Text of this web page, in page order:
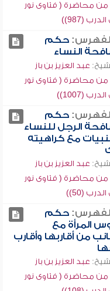
من محاضرة ( فتاوى نور
(987))
حكم
النساء
عبد العزيز بن باز
من محاضرة ( فتاوى نور
(1007))
حكم
الرجل للنساء
مع كراهيته
عبد العزيز بن باز
من محاضرة ( فتاوى نور
(50))
حكم
المرأة مع
من أقاربها وأقارب
عبد العزيز بن باز
من محاضرة ( فتاوى نور